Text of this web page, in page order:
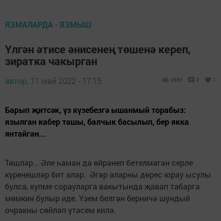
ЯЗМАЛАРДА - ЯЗМЫШ
Үлгән әтисе әнисенең төшенә кереп,
зиратка чакырган
автор, 11 май 2022 - 17:15 2685 0 1
Барып җитсәк, үз күзебезгә ышанмый торабыз:
язылган кабер ташы, балчык басылып, бер якка
янтайган...
Төшләр... Әле һаман да өйрәнеп бетелмәгән серле
күренешләр бит алар. Әгәр аларны дөрес юрау ысулы
булса, күпме сорауларга вакытында җавап табарга
мөмкин булыр иде. Үзем белгән берничә шундый
очракны сөйләп үтәсем килә.